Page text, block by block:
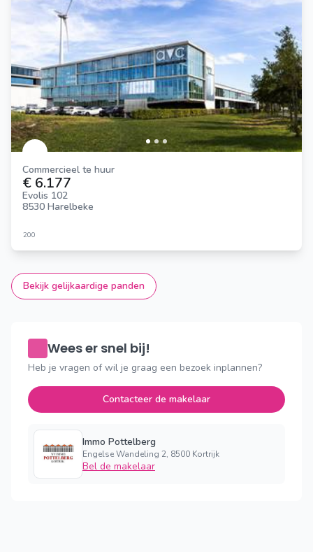
Commercieel te huur
€ 6.177
Evolis 102
8530 Harelbeke
200
Bekijk gelijkaardige panden
Wees er snel bij!
Heb je vragen of wil je graag een bezoek inplannen?
Contacteer de makelaar
Immo Pottelberg
Engelse Wandeling 2, 8500 Kortrijk
Bel de makelaar